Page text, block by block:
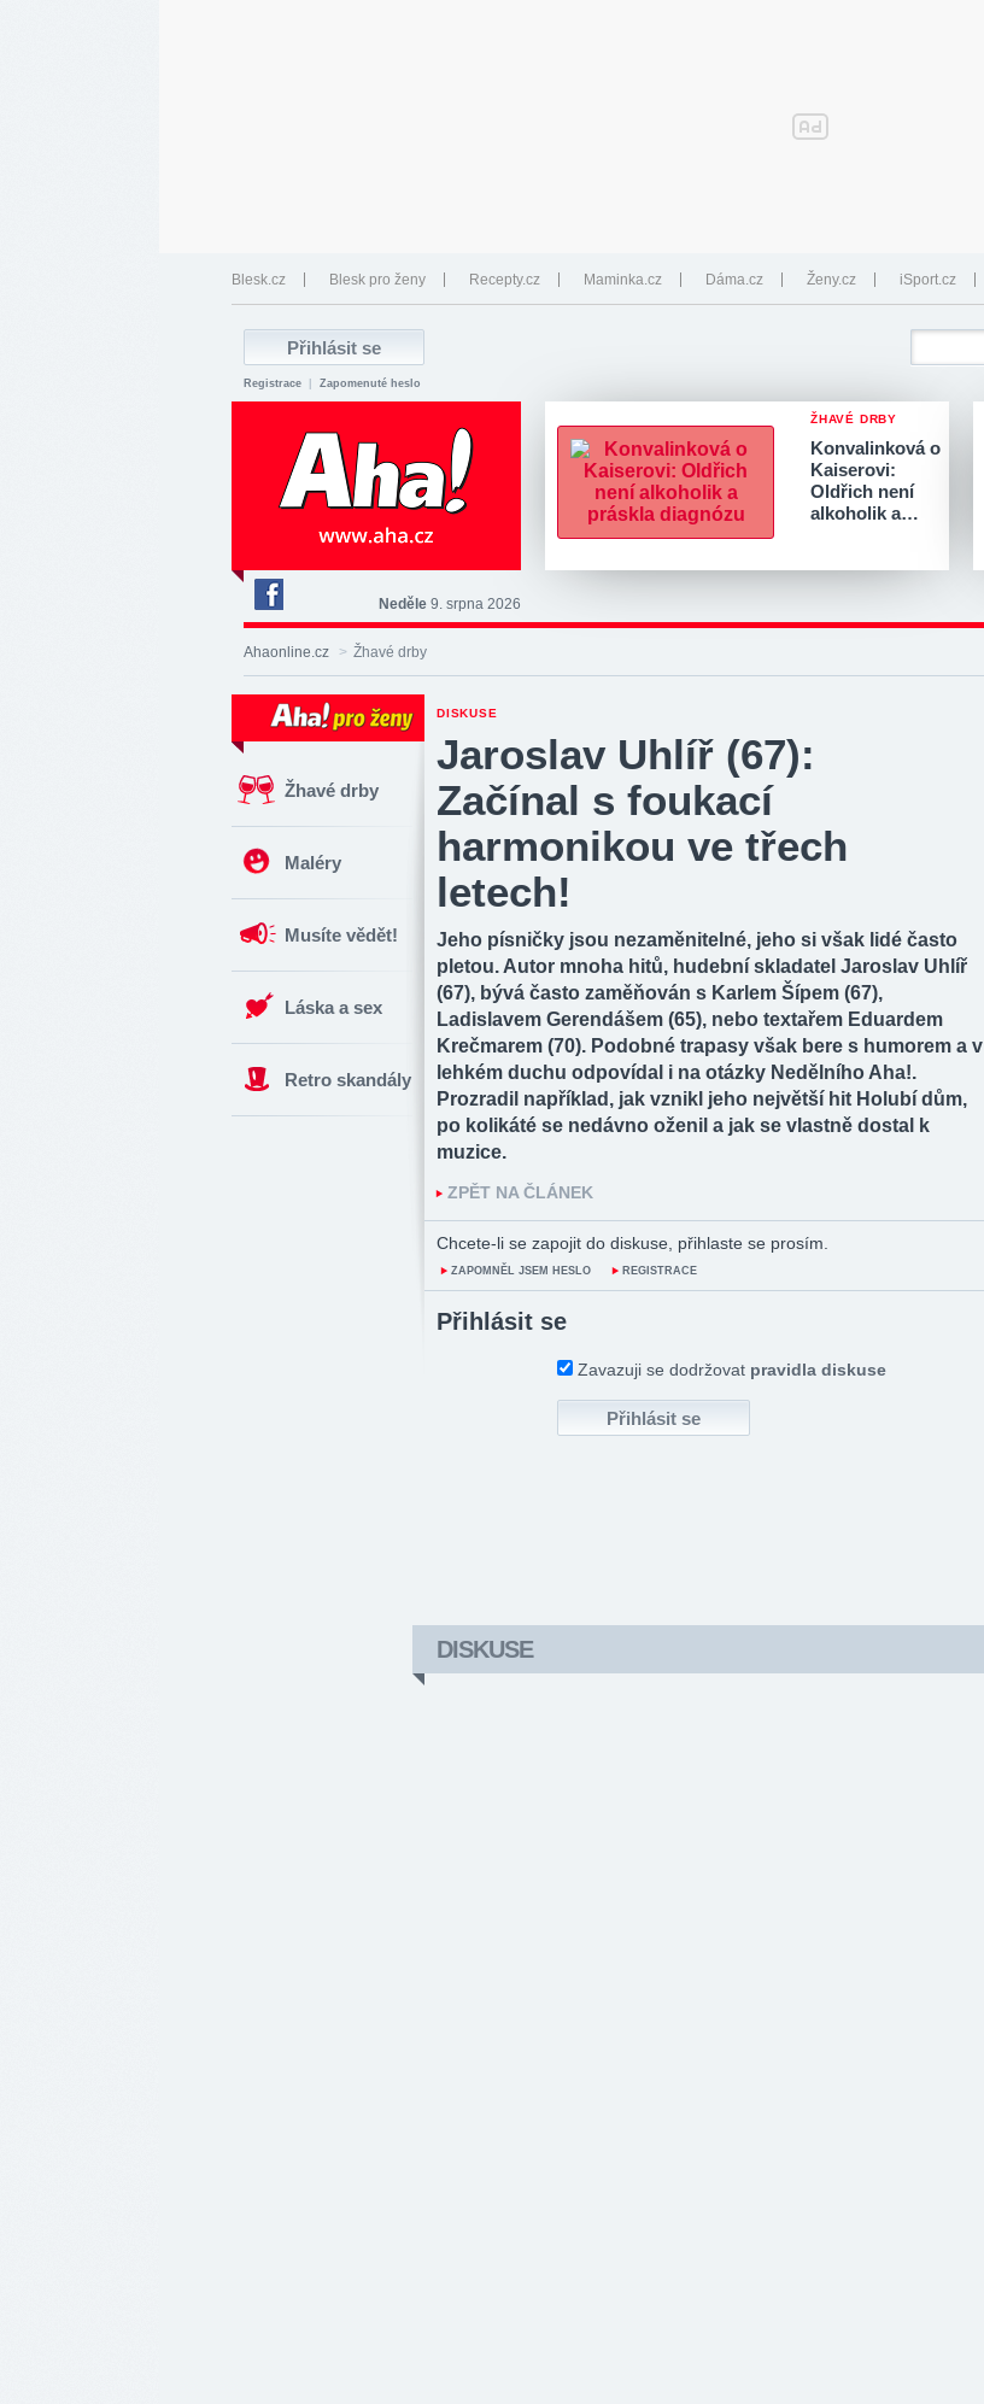
Blesk.cz Blesk pro ženy Recepty.cz Maminka.cz Dáma.cz Ženy.cz iSport.cz
Registrace Zapomenuté heslo
ŽHAVÉ DRBY
Konvalinková o
Kaiserovi:
Oldřich není
alkoholik a…
Deník
Aha!
na
Neděle 9. srpna 2026
Ahaonline.cz > Žhavé drby
Žhavé drby
Maléry
Musíte vědět!
Láska a sex
Retro skandály
DISKUSE
Jaroslav Uhlíř (67):
Začínal s foukací
harmonikou ve třech
letech!
Jeho písničky jsou nezaměnitelné, jeho si však lidé často
pletou. Autor mnoha hitů, hudební skladatel Jaroslav Uhlíř
(67), bývá často zaměňován s Karlem Šípem (67),
Ladislavem Gerendášem (65), nebo textařem Eduardem
Krečmarem (70). Podobné trapasy však bere s humorem a v
lehkém duchu odpovídal i na otázky Nedělního Aha!.
Prozradil například, jak vznikl jeho největší hit Holubí dům,
po kolikáté se nedávno oženil a jak se vlastně dostal k
muzice.
ZPĚT NA ČLÁNEK
Chcete-li se zapojit do diskuse, přihlaste se prosím.
ZAPOMNĚL JSEM HESLO REGISTRACE
Přihlásit se
Zavazuji se dodržovat pravidla diskuse
DISKUSE